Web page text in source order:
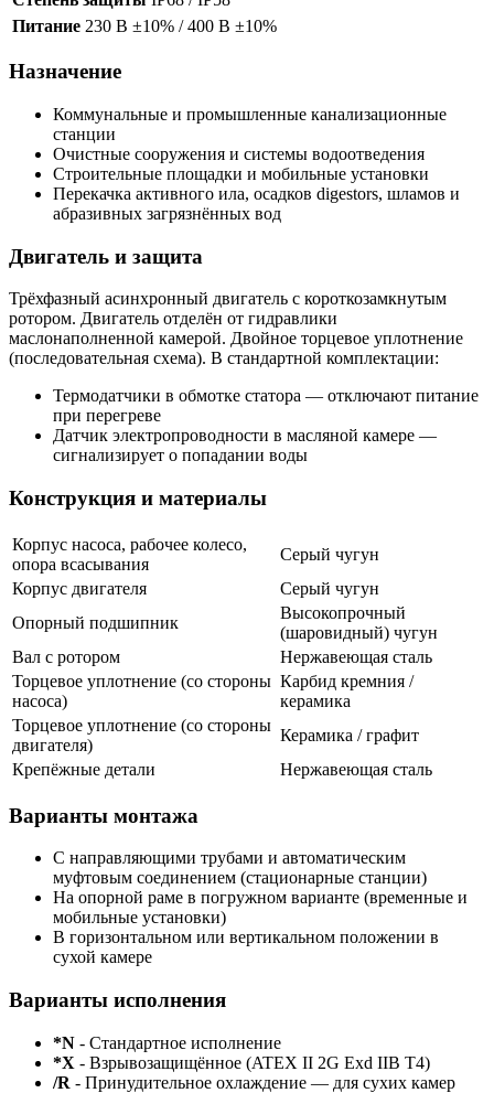
Питание 230 В ±10% / 400 В ±10%
Назначение
Коммунальные и промышленные канализационные
станции
Очистные сооружения и системы водоотведения
Строительные площадки и мобильные установки
Перекачка активного ила, осадков digestors, шламов и
абразивных загрязнённых вод
Двигатель и защита
Трёхфазный асинхронный двигатель с короткозамкнутым
ротором. Двигатель отделён от гидравлики
маслонаполненной камерой. Двойное торцевое уплотнение
(последовательная схема). В стандартной комплектации:
Термодатчики в обмотке статора — отключают питание
при перегреве
Датчик электропроводности в масляной камере —
сигнализирует о попадании воды
Конструкция и материалы
Корпус насоса, рабочее колесо,
опора всасывания
Серый чугун
Корпус двигателя
Серый чугун
Опорный подшипник
Высокопрочный
(шаровидный) чугун
Вал с ротором
Нержавеющая сталь
Торцевое уплотнение (со стороны
насоса)
Карбид кремния /
керамика
Торцевое уплотнение (со стороны
двигателя)
Керамика / графит
Крепёжные детали
Нержавеющая сталь
Варианты монтажа
С направляющими трубами и автоматическим
муфтовым соединением (стационарные станции)
На опорной раме в погружном варианте (временные и
мобильные установки)
В горизонтальном или вертикальном положении в
сухой камере
Варианты исполнения
*N - Стандартное исполнение
*X - Взрывозащищённое (ATEX II 2G Exd IIB T4)
/R - Принудительное охлаждение — для сухих камер